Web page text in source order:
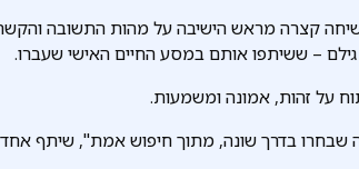
שיחה קצרה מראש הישיבה על מהות התשובה
– ששיתפו אותם במסע החיים האישי שעברו.
על זהות, אמונה ומשמעות.
בדרך שונה, מתוך חיפוש אמת", שיתף אחד